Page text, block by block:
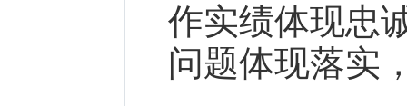
作实绩体现忠
问题体现落实